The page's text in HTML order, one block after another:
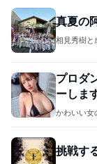
真夏の
相見秀樹と
プロダ
ーしま
かわいい
挑戦す